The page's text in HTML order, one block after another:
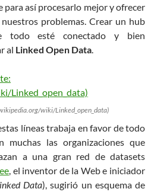
así procesarlo mejor y ofrecer
problemas. Crear un hub
todo esté conectado y bien
al Linked Open Data.
wiki/Linked_open_data)
líneas trabaja en favor de todo
muchas las organizaciones que
a una gran red de datasets
, el inventor de la Web e iniciador
Data), sugirió un esquema de